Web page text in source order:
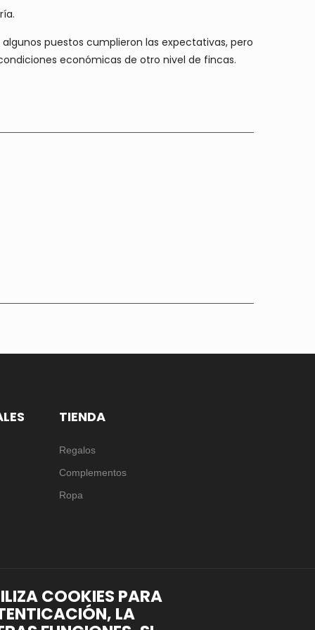
puestos cumplieron las expectativas, pero
económicas de otro nivel de fincas.
TIENDA
Regalos
Complementos
Ropa
COOKIES PARA
LA